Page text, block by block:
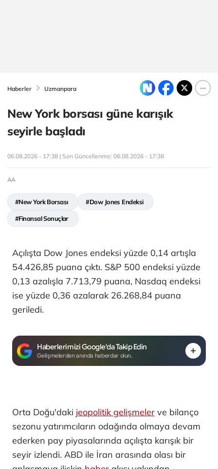
Haberler Uzmanpara
New York borsası güne karışık
seyirle başladı
06.08.2026 - 17:38 | Son Güncellenme: 06.08.2026 - 17:38
AA
#New York Borsası #Dow Jones Endeksi
#Finansal Sonuçlar
Açılışta Dow Jones endeksi yüzde 0,14 artışla
54.426,85 puana çıktı. S&P 500 endeksi yüzde
0,13 azalışla 7.713,79 puana, Nasdaq endeksi
ise yüzde 0,36 azalarak 26.268,84 puana
geriledi.
Haberlerimizi Google'da Takip Edin
Gelişmelerden anında haberdar olun.
Orta Doğu'daki jeopolitik gelişmeler ve bilanço
sezonu yatırımcıların odağında olmaya devam
ederken pay piyasalarında açılışta karışık bir
seyir izlendi. ABD ile İran arasında olası bir